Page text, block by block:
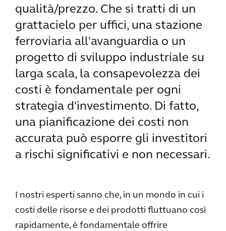
qualità/prezzo. Che si tratti di un
grattacielo per uffici, una stazione
ferroviaria all'avanguardia o un
progetto di sviluppo industriale su
larga scala, la consapevolezza dei
costi è fondamentale per ogni
strategia d'investimento. Di fatto,
una pianificazione dei costi non
accurata può esporre gli investitori
a rischi significativi e non necessari.
I nostri esperti sanno che, in un mondo in cui i
costi delle risorse e dei prodotti fluttuano così
rapidamente, è fondamentale offrire